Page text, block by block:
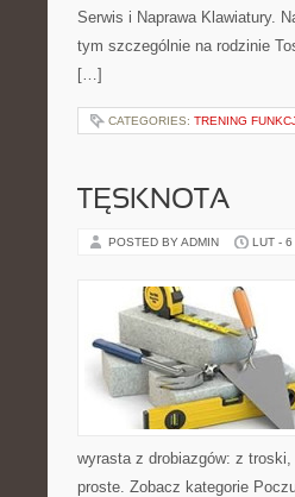
Serwis i Naprawa Klawiatury.
tym szczególnie na rodzinie
[…]
CATEGORIES: TRENING
TĘSKNOTA
POSTED BY ADMIN LUT -
wyrasta z drobiazgów: z
proste. Zobacz kategorie